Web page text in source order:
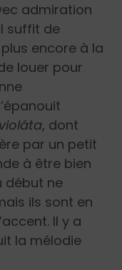
admiration
suffit de
encore à la
louer pour
, dont
par un petit
à être bien
début ne
ils sont en
Il y a
la mélodie